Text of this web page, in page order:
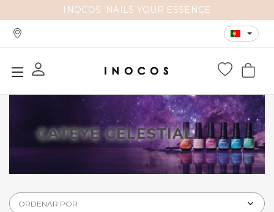
INOCOS: NAILS YOUR ESSENCE
CATEYE CELESTIAL
ORDENAR POR